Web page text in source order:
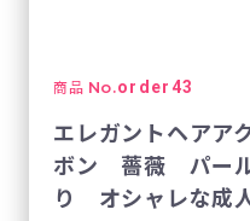
商品 No.order43
エレガントヘア
ボン 薔薇 パー
り オシャレな成